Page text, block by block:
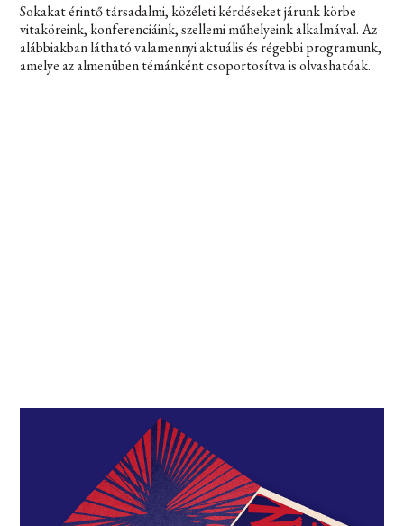
Sokakat érintő társadalmi, közéleti kérdéseket járunk körbe
vitaköreink, konferenciáink, szellemi műhelyeink alkalmával. Az
alábbiakban látható valamennyi aktuális és régebbi programunk,
amelye az almenüben témánként csoportosítva is olvashatóak.